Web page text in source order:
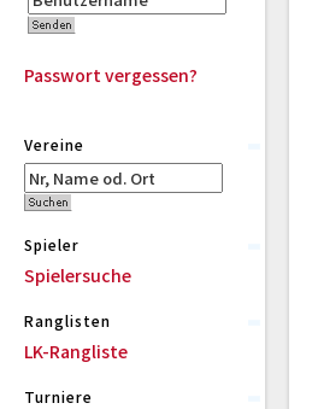
Passwort vergessen?
Vereine
Spieler
Spielersuche
Ranglisten
LK-Rangliste
Turniere